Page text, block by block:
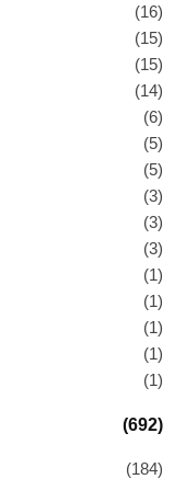
(16)
(15)
(15)
(14)
(6)
(5)
(5)
(3)
(3)
(3)
(1)
(1)
(1)
(1)
(1)
(692)
(184)